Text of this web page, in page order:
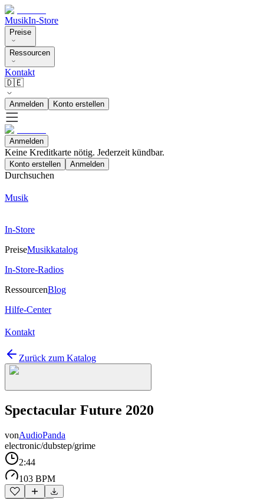
MusikIn-Store
Preise
Ressourcen
Kontakt
🇩🇪
Anmelden Konto erstellen
Anmelden
Keine Kreditkarte nötig. Jederzeit kündbar.
Konto erstellen Anmelden
Durchsuchen
Musik
In-Store
PreiseMusikkatalog
In-Store-Radios
RessourcenBlog
Hilfe-Center
Kontakt
Zurück zum Katalog
Spectacular Future 2020
vonAudioPanda
electronic/dubstep/grime
2:44
103 BPM